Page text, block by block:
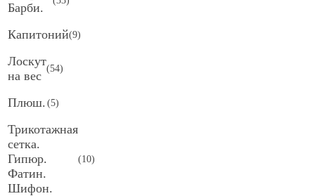
Барби.
Капитоний(9)
Лоскут
на вес
(54)
Плюш. (5)
Трикотажная
сетка.
Гипюр.
Фатин.
Шифон.
(10)